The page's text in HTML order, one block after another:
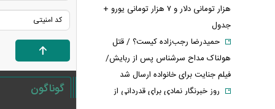
گوناگون
هزار تومانی دلار و ۷ هزار تومانی یورو +
جدول
حمیدرضا رجب‌زاده کیست؟ / قتل
هولناک مداح سرشناس پس از ربایش/
فیلم جنایت برای خانواده ارسال شد
روز خبرنگار نمادی برای قدردانی از